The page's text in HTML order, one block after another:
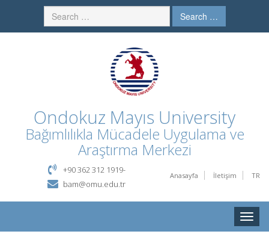
Search …
Ondokuz Mayıs University
Bağımlılıkla Mücadele Uygulama ve
Araştırma Merkezi
Anasayfa İletişim TR
+90 362 312 1919-
bam@omu.edu.tr
Toggle